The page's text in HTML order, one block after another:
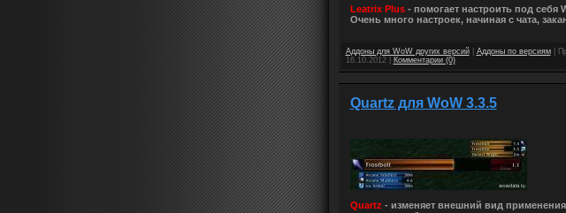
Leatrix Plus- помогает настроить под себя
Очень много настроек, начиная с чата,
Аддоны для WoW других версий| Аддоны по версиям|
16.10.2012| Комментарии (0)
Quartz для WoW 3.3.5
Quartz - изменяет внешний вид